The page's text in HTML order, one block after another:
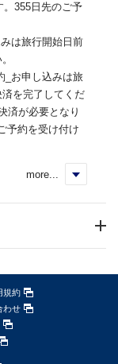
。355日先のご予
は旅行開始日前
_お申し込みは旅
を完了してくだ
済が必要となり
予約を受け付け
more...
規約
わせ